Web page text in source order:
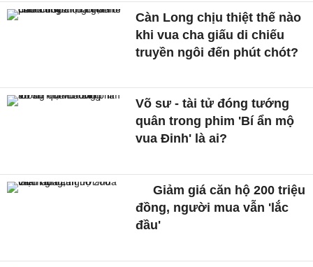
Càn Long chịu thiệt thế nào
khi vua cha giấu di chiếu
truyền ngôi đến phút chót?
Võ sư - tài tử đóng tướng
quân trong phim 'Bí ẩn mộ
vua Đinh' là ai?
Giảm giá căn hộ 200 triệu
đồng, người mua vẫn 'lắc
đầu'